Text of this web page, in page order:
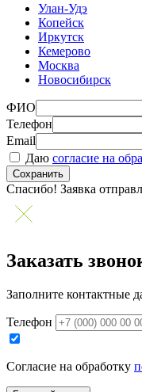
Улан-Удэ
Копейск
Иркутск
Кемерово
Москва
Новосибирск
ФИО
Телефон
Email
Даю согласие на
Сохранить
Спасибо! Заявка
Заказать
Заполните контактные
Телефон
Согласие на обработку